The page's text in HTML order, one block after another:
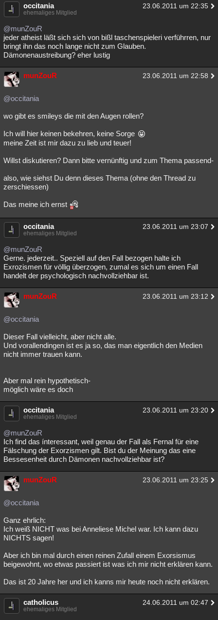
occitania 23.06.2011 um 22:35
ehemaliges Mitglied
@munZouR
jeder atheist läßt sich sich von bißl taschenspieleri verführren, nur
bringt ihn das noch lange nicht zum Glauben.
Dämonenaustreibung? eher lustig
munZouR 23.06.2011 um 22:58
@occitania
wo gibt es smileys die mit den Augen rollen?
Ich will hier keinen bekehren, keine Sorge
meine Zeit ist mir dazu zu lieb und teuer!
Willst diskutieren? Dann bitte vernünftig und zum Thema passend-
also, wie siehst Du denn dieses Thema (ohne den Thread zu
zerschiessen)
Das meine ich ernst
occitania 23.06.2011 um 23:07
ehemaliges Mitglied
@munZouR
Gerne. jederzeit.. Speziell auf den Fall bezogen halte ich
Exrozismen für völlig überzogen, zumal es sich um einen Fall
handelt der psychologisch nachvollziehbar ist.
munZouR 23.06.2011 um 23:12
@occitania
Dieser Fall vielleicht, aber nicht alle.
Und vorallendingen ist es ja so, das man eigentlich den Medien
nicht immer trauen kann.
Aber mal rein hypothetisch-
möglich wäre es doch
occitania 23.06.2011 um 23:20
ehemaliges Mitglied
@munZouR
Ich find das ínteressant, weil genau der Fall als Fernal für eine
Fälschung der Exorzismen gilt. Bist du der Meinung das eine
Bessesenheit durch Dämonen nachvollziehbar ist?
munZouR 23.06.2011 um 23:25
@occitania
Ganz ehrlich:
Ich weiß NICHT was bei Anneliese Michel war. Ich kann dazu
NICHTS sagen!
Aber ich bin mal durch einen reinen Zufall einem Exorsismus
beigewohnt, wo etwas passiert ist was ich mir nicht erklären kann.
Das ist 20 Jahre her und ich kanns mir heute noch nicht erklären.
catholicus 24.06.2011 um 02:47
ehemaliges Mitglied